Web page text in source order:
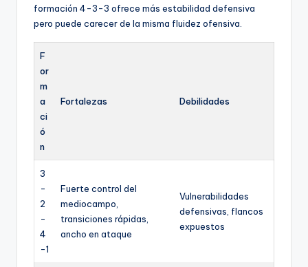
formación 4-3-3 ofrece más estabilidad defensiva
pero puede carecer de la misma fluidez ofensiva.
F
or
m
a
ci
ó
n
Fortalezas Debilidades
3
-
2
-
4
-1
Fuerte control del
mediocampo,
transiciones rápidas,
ancho en ataque
Vulnerabilidades
defensivas, flancos
expuestos